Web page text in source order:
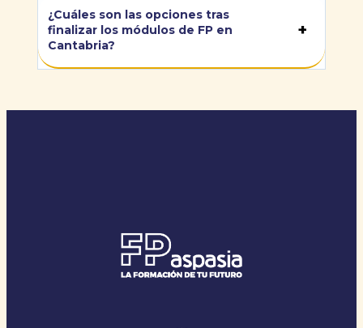
¿Cuáles son las opciones tras
finalizar los módulos de FP en
Cantabria?